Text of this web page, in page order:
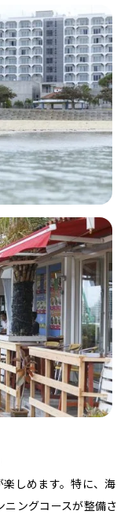
しめます。特に、海
ングコースが整備さ